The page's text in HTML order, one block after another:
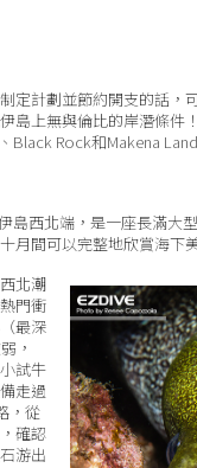
定計劃並節約開支的話，
島上無與倫比的岸潛條件
Black Rock和Makena
島西北端，是一座長滿大
月間可以完整地欣賞海下
北潮
門衝
最深
，
試牛
走過
，從
確認
游出